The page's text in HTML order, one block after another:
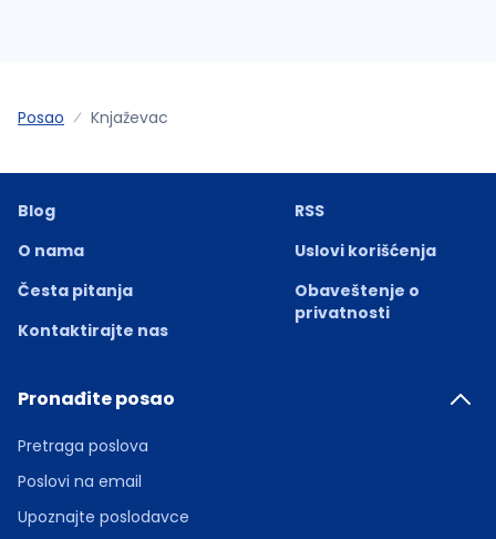
Posao Knjaževac
Blog
O nama
Česta pitanja
Kontaktirajte nas
RSS
Uslovi korišćenja
Obaveštenje o
privatnosti
Pronađite posao
Pretraga poslova
Poslovi na email
Upoznajte poslodavce